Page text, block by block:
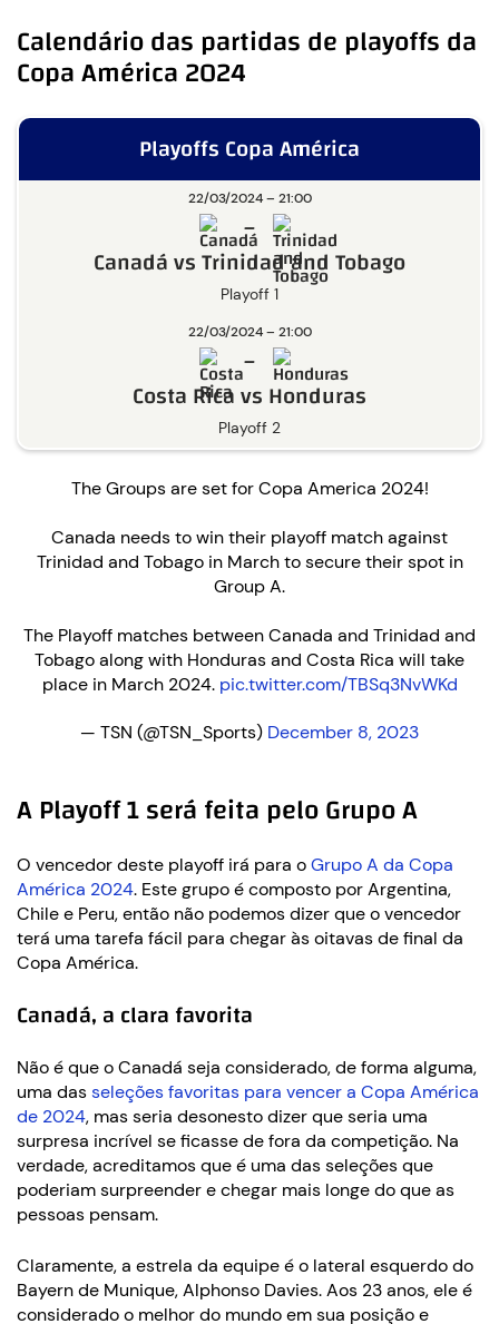
Calendário das partidas de playoffs da
Copa América 2024
Playoffs Copa América
22/03/2024 – 21:00
Playoff 1
–
Canadá vs Trinidad and Tobago
22/03/2024 – 21:00
Playoff 2
–
Costa Rica vs Honduras
The Groups are set for Copa America 2024!
Canada needs to win their playoff match against
Trinidad and Tobago in March to secure their spot in
Group A.
The Playoff matches between Canada and Trinidad and
Tobago along with Honduras and Costa Rica will take
place in March 2024. pic.twitter.com/TBSq3NvWKd
— TSN (@TSN_Sports) December 8, 2023
A Playoff 1 será feita pelo Grupo A
O vencedor deste playoff irá para oGrupo A da Copa
América 2024. Este grupo é composto por Argentina,
Chile e Peru, então não podemos dizer que o vencedor
terá uma tarefa fácil para chegar às oitavas de final da
Copa América.
Canadá, a clara favorita
Não é que o Canadá seja considerado, de forma alguma,
uma dasseleções favoritas para vencer a Copa América
de 2024, mas seria desonesto dizer que seria uma
surpresa incrível se ficasse de fora da competição. Na
verdade, acreditamos que é uma das seleções que
poderiam surpreender e chegar mais longe do que as
pessoas pensam.
Claramente, a estrela da equipe é o lateral esquerdo do
Bayern de Munique, Alphonso Davies. Aos 23 anos, ele é
considerado o melhor do mundo em sua posição e